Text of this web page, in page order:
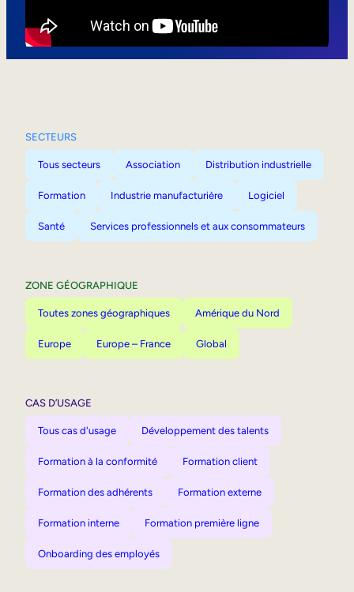
SECTEURS
Tous secteurs Association Distribution industrielle
Formation Industrie manufacturière Logiciel
Santé Services professionnels et aux consommateurs
ZONE GÉOGRAPHIQUE
Toutes zones géographiques Amérique du Nord
Europe Europe – France Global
CAS D’USAGE
Tous cas d'usage Développement des talents
Formation à la conformité Formation client
Formation des adhérents Formation externe
Formation interne Formation première ligne
Onboarding des employés